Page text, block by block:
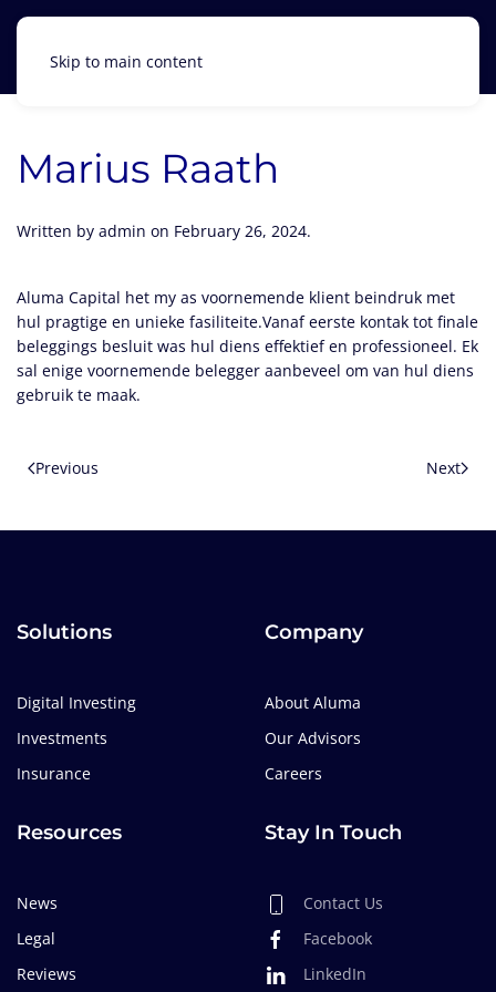
Skip to main content
Marius Raath
Written by admin on February 26, 2024.
Aluma Capital het my as voornemende klient beindruk met
hul pragtige en unieke fasiliteite.Vanaf eerste kontak tot finale
beleggings besluit was hul diens effektief en professioneel. Ek
sal enige voornemende belegger aanbeveel om van hul diens
gebruik te maak.
Previous Next
Solutions
Digital Investing
Investments
Insurance
Company
About Aluma
Our Advisors
Careers
Resources
News
Legal
Reviews
Stay In Touch
Contact Us
Facebook
LinkedIn